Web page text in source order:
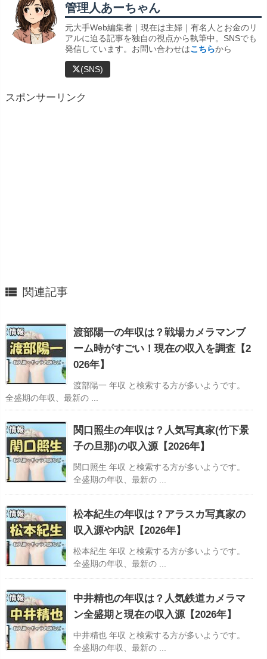
管理人あーちゃん
元大手Web編集者｜現在は主婦｜有名人とお金のリ
アルに迫る記事を独自の視点から執筆中。SNSでも
発信しています。お問い合わせはこちらから
(SNS)
スポンサーリンク
 関連記事
渡部陽一の年収は？戦場カメラマンブ
ーム時がすごい！現在の収入を調査【2
026年】
渡部陽一 年収 と検索する方が多いようです。
全盛期の年収、最新の ...
関口照生の年収は？人気写真家(竹下景
子の旦那)の収入源【2026年】
関口照生 年収 と検索する方が多いようです。
全盛期の年収、最新の ...
松本紀生の年収は？アラスカ写真家の
収入源や内訳【2026年】
松本紀生 年収 と検索する方が多いようです。
全盛期の年収、最新の ...
中井精也の年収は？人気鉄道カメラマ
ン全盛期と現在の収入源【2026年】
中井精也 年収 と検索する方が多いようです。
全盛期の年収、最新の ...